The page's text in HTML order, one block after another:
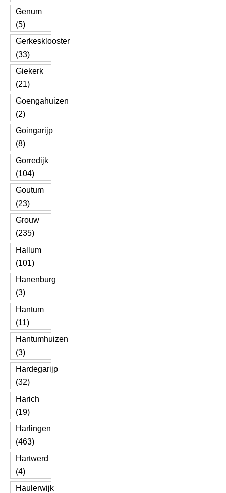
Genum
(5)
Gerkesklooster
(33)
Giekerk
(21)
Goengahuizen
(2)
Goingarijp
(8)
Gorredijk
(104)
Goutum
(23)
Grouw
(235)
Hallum
(101)
Hanenburg
(3)
Hantum
(11)
Hantumhuizen
(3)
Hardegarijp
(32)
Harich
(19)
Harlingen
(463)
Hartwerd
(4)
Haulerwijk